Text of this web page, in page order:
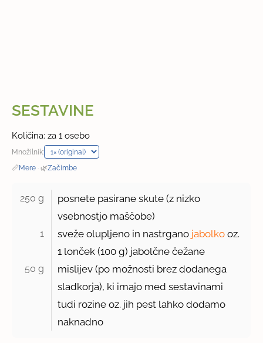
SESTAVINE
Količina: za 1 osebo
Množilnik:
📏Mere · 🌿Začimbe
250 g
posnete pasirane skute (z nizko
vsebnostjo maščobe)
1 sveže olupljeno in nastrgano jabolko oz.
1 lonček (100 g) jabolčne čežane
50 g
mislijev (po možnosti brez dodanega
sladkorja), ki imajo med sestavinami
tudi rozine oz. jih pest lahko dodamo
naknadno